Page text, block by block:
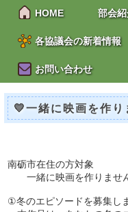
HOME 部会
各協議会の新着情報
お問い合わせ
💛一緒に映画を作り
南砺市在住の方対象
一緒に映画を作りませ
①冬のエピソードを募集し